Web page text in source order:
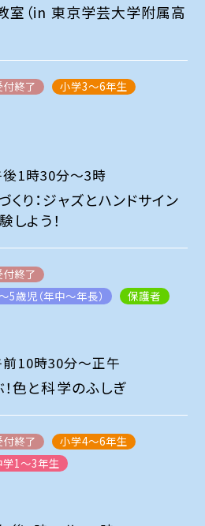
室（in 東京学芸大学附属高
付終了 小学3～6年生
後1時30分～3時
り：ジャズとハンドサイン
よう！
付終了
5歳児（年中～年長）
保護者
前10時30分～正午
色と科学のふしぎ
付終了
小学4～6年生
学1～3年生